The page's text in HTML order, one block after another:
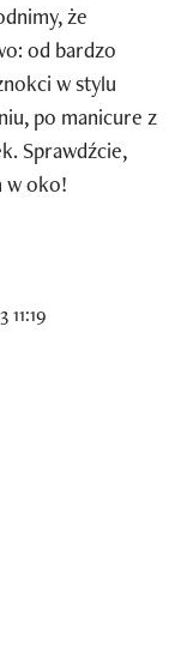
że
od bardzo
w stylu
po manicure z
Sprawdźcie,
w oko!